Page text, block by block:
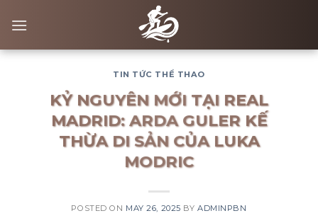
TIN TỨC THỂ THAO
KỶ NGUYÊN MỚI TẠI REAL
MADRID: ARDA GULER KẾ
THỪA DI SẢN CỦA LUKA
MODRIC
POSTED ON MAY 26, 2025 BYADMINPBN